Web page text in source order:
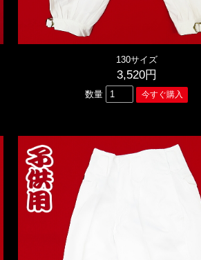
130サイズ
3,520円
数量